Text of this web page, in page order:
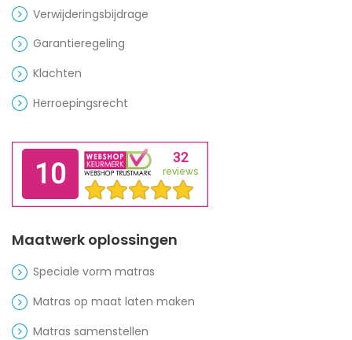
Verwijderingsbijdrage
Garantieregeling
Klachten
Herroepingsrecht
Maatwerk oplossingen
Speciale vorm matras
Matras op maat laten maken
Matras samenstellen